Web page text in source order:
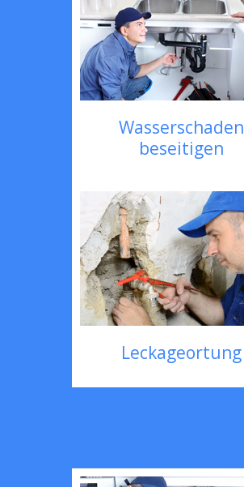
Wasserschaden
beseitigen
Leckageortung